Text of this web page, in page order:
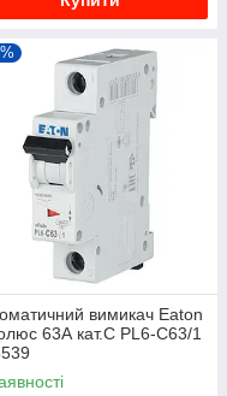
вимикач Eaton
63А кат.C PL6-C63/1